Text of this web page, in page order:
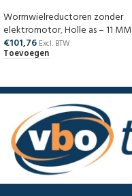
Wormwielreductoren zonder
elektromotor,Holle as – 11 MM
€101,76 Excl. BTW
Toevoegen